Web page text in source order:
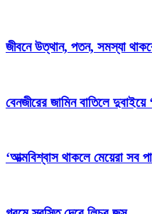
জীবনে উত্থান, পতন, সমস্যা
বেনজীরের জামিন বাতিলে
‘আত্মবিশ্বাস থাকলে মেয়েরা সব